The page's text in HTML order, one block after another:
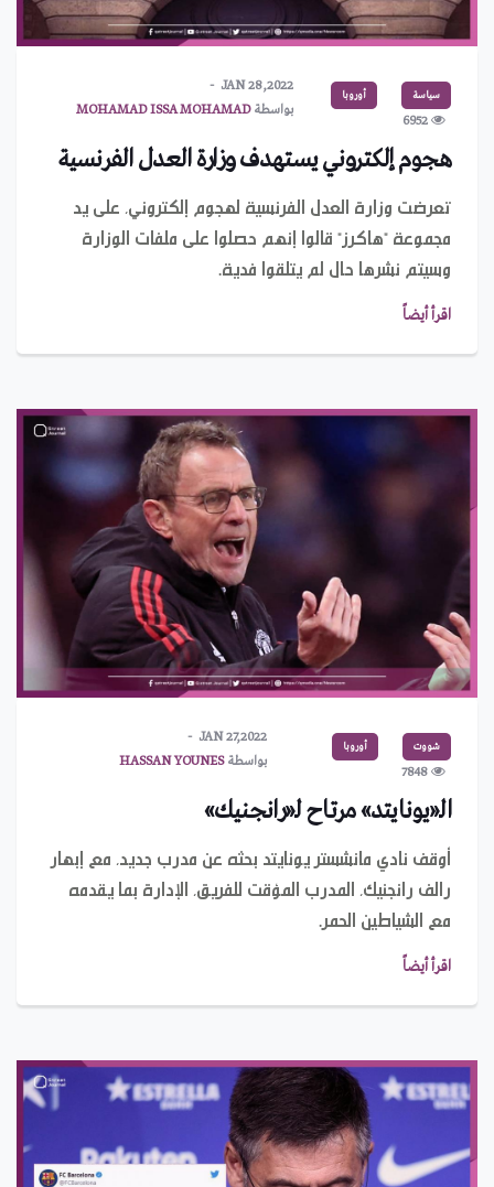
سياسة أوروبا
6952
JAN 28,2022
بواسطةMOHAMAD ISSA MOHAMAD
هجوم إلكتروني يستهدف وزارة العدل الفرنسية
تعرضت وزارة العدل الفرنسية لهجوم إلكتروني، على يد
مجموعة "هاكرز" قالوا إنهم حصلوا على ملفات الوزارة
وسيتم نشرها حال لم يتلقوا فدية.
اقرأ أيضاً
شووت أوروبا
7848
JAN 27,2022
بواسطةHASSAN YOUNES
الـ«يونايتد» مرتاح لـ«رانجنيك»
أوقف نادي مانشستر يونايتد بحثه عن مدرب جديد، مع إبهار
رالف رانجنيك، المدرب المؤقت للفريق، الإدارة بما يقدمه
مع الشياطين الحمر.
اقرأ أيضاً